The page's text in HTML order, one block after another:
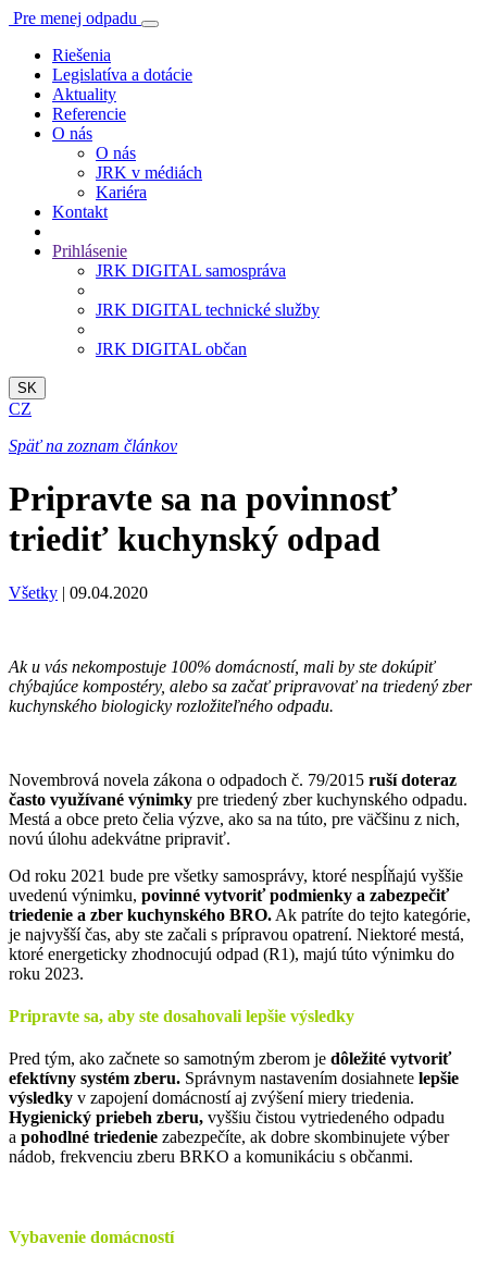
Pre menej odpadu
Riešenia
Legislatíva a dotácie
Aktuality
Referencie
O nás
O nás
JRK v médiách
Kariéra
Kontakt
Prihlásenie
JRK DIGITAL samospráva
JRK DIGITAL technické služby
JRK DIGITAL občan
SK
CZ
Späť na zoznam článkov
Pripravte sa na povinnosť
triediť kuchynský odpad
Všetky | 09.04.2020
Ak u vás nekompostuje 100% domácností, mali by ste dokúpiť
chýbajúce kompostéry, alebo sa začať pripravovať na triedený zber
kuchynského biologicky rozložiteľného odpadu.
Novembrová novela zákona o odpadoch č. 79/2015 ruší doteraz
často využívané výnimky pre triedený zber kuchynského odpadu.
Mestá a obce preto čelia výzve, ako sa na túto, pre väčšinu z nich,
novú úlohu adekvátne pripraviť.
Od roku 2021 bude pre všetky samosprávy, ktoré nespĺňajú vyššie
uvedenú výnimku, povinné vytvoriť podmienky a zabezpečiť
triedenie a zber kuchynského BRO. Ak patríte do tejto kategórie,
je najvyšší čas, aby ste začali s prípravou opatrení. Niektoré mestá,
ktoré energeticky zhodnocujú odpad (R1), majú túto výnimku do
roku 2023.
Pripravte sa, aby ste dosahovali lepšie výsledky
Pred tým, ako začnete so samotným zberom je dôležité vytvoriť
efektívny systém zberu. Správnym nastavením dosiahnete lepšie
výsledky v zapojení domácností aj zvýšení miery triedenia.
Hygienický priebeh zberu, vyššiu čistou vytriedeného odpadu
a pohodlné triedenie zabezpečíte, ak dobre skombinujete výber
nádob, frekvenciu zberu BRKO a komunikáciu s občanmi.
Vybavenie domácností